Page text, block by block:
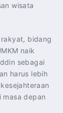
wisata
rakyat, bidang
naik
sebagai
harus lebih
depan